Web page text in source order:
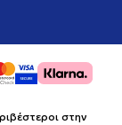
στην